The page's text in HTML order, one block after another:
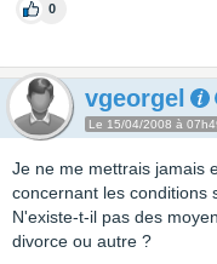
0
vgeorgel
Le 15/04/2008 à
Je ne me mettrais jamais
concernant les conditions
N'existe-t-il pas des
divorce ou autre ?